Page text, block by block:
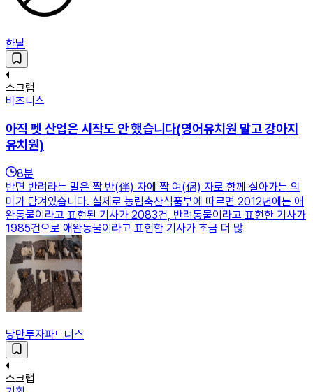
한날
스크랩
비즈니스
아직 펫 산업은 시작도 안 했습니다(영어유치원 말고 강아지
유치원)
8분
반면 반려라는 말은 짝 반(伴) 자에 짝 여(侶) 자로 함께 살아가는 의
미가 담겨있습니다. 실제로 농림축산식품부에 따르면 2012년에는 애
완동물이라고 표현된 기사가 2083건, 반려동물이라고 표현한 기사가
1985건으로 애완동물이라고 표현한 기사가 조금 더 많
낭만투자파트너스
스크랩